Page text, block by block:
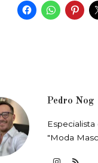
Pedro Nog
"Moda